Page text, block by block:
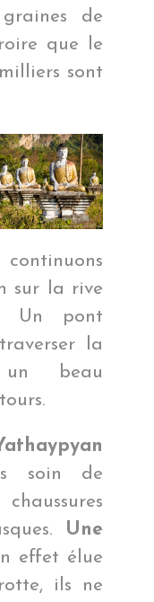
de
que le
sont
sur la rive
Un pont
la
beau
soin de
Une
effet élue
ils ne